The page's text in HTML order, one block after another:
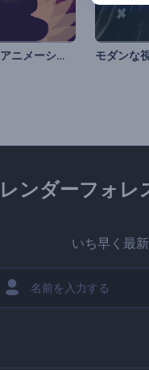
菩提樹の日 アニメーション
レンダーフォレ
いち早く最